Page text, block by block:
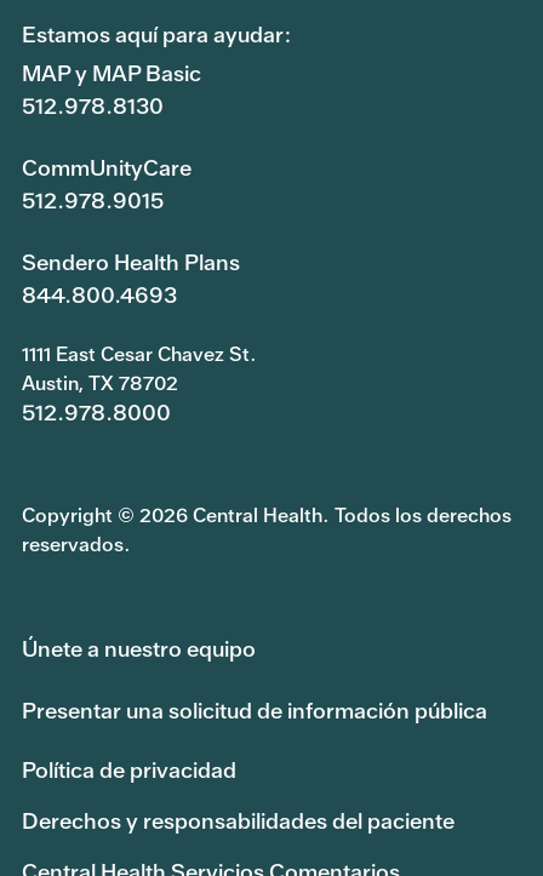
Estamos aquí para ayudar:
MAP y MAP Basic
512.978.8130
CommUnityCare
512.978.9015
Sendero Health Plans
844.800.4693
1111 East Cesar Chavez St.
Austin, TX 78702
512.978.8000
Copyright © 2026 Central Health. Todos los derechos
reservados.
Únete a nuestro equipo
Presentar una solicitud de información pública
Política de privacidad
Derechos y responsabilidades del paciente